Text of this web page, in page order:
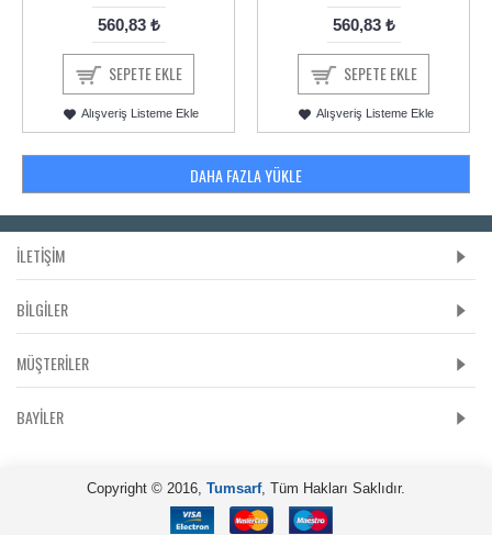
560,83 ₺
SEPETE EKLE
Alışveriş Listeme Ekle
560,83 ₺
SEPETE EKLE
Alışveriş Listeme Ekle
DAHA FAZLA YÜKLE
İLETİŞİM
BILGILER
MÜŞTERILER
BAYILER
Copyright © 2016, Tumsarf, Tüm Hakları Saklıdır.